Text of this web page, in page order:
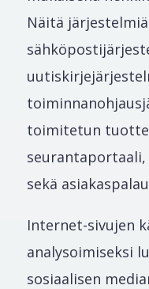
Näitä
toimitetun
sekä
Internet-sivujen
analysoimiseksi
sosiaalisen